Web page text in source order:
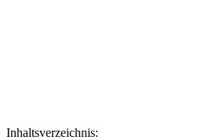
Inhaltsverzeichnis: